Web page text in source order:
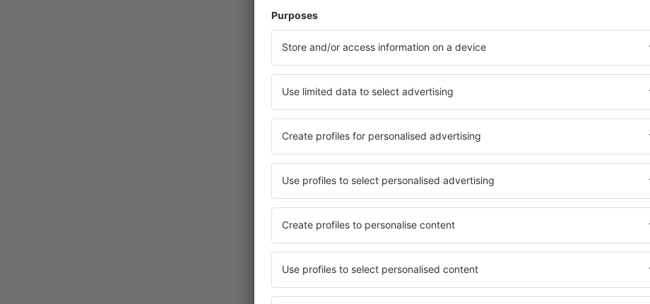
* Tato možnost je k dispozici pouze pro cestující, kteří
si
palubu.
** Malá brašna se musí vejít pod sedadlo – jinak může být
Poplatek navíc bude účtován také cestujícím, kteří si službu
nezakoupili a k bráně na letišti přinesou ještě druhé zavazadlo.
Cestujete pouze s příručním zavazadlem?Zkontrolujte, co si s
Nezapomeňte!Rozměrové normy zahrnují jakékoliv vyčnívající
kapsy, kolečka atp.
Cestující ve věku do 2 let na bezplatnou batožinu nárok nemají,